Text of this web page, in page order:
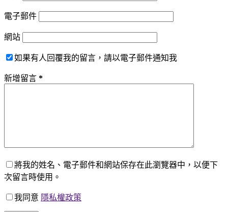
電子郵件
網站
如果有人回覆我的留言，請以電子郵件通知我
新增留言 *
將我的姓名、電子郵件和網站保存在此瀏覽器中，以便下
次留言時使用。
我同意 隱私權政策